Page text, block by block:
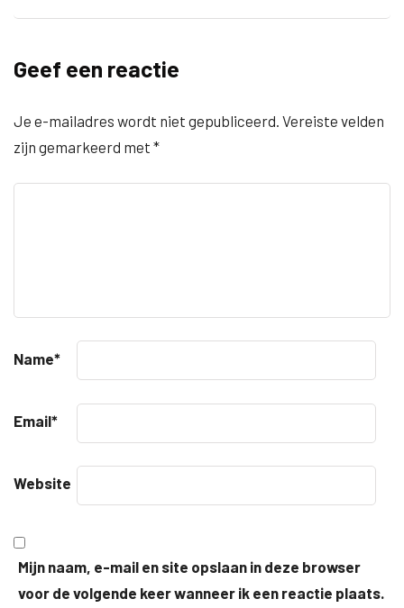
Geef een reactie
Je e-mailadres wordt niet gepubliceerd. Vereiste velden
zijn gemarkeerd met *
Name*
Email*
Website
Mijn naam, e-mail en site opslaan in deze browser
voor de volgende keer wanneer ik een reactie plaats.